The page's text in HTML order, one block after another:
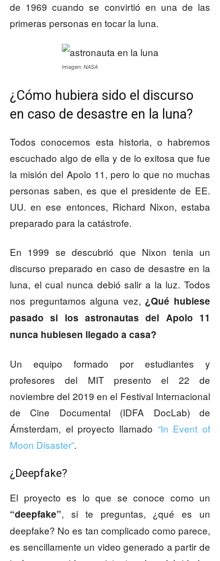
de 1969 cuando se convirtió en una de las
primeras personas en tocar la luna.
Imagen: NASA
¿Cómo hubiera sido el discurso
en caso de desastre en la luna?
Todos conocemos esta historia, o habremos
escuchado algo de ella y de lo exitosa que fue
la misión del Apolo 11, pero lo que no muchas
personas saben, es que el presidente de EE.
UU. en ese entonces, Richard Nixon, estaba
preparado para la catástrofe.
En 1999 se descubrió que Nixon tenia un
discurso preparado en caso de desastre en la
luna, el cual nunca debió salir a la luz. Todos
nos preguntamos alguna vez, ¿Qué hubiese
pasado si los astronautas del Apolo 11
nunca hubiesen llegado a casa?
Un equipo formado por estudiantes y
profesores del MIT presento el 22 de
noviembre del 2019 en el Festival Internacional
de Cine Documental (IDFA DocLab) de
Ámsterdam, el proyecto llamado “In Event of
Moon Disaster”.
¿Deepfake?
El proyecto es lo que se conoce como un
“deepfake”, si te preguntas, ¿qué es un
deepfake? No es tan complicado como parece,
es sencillamente un video generado a partir de